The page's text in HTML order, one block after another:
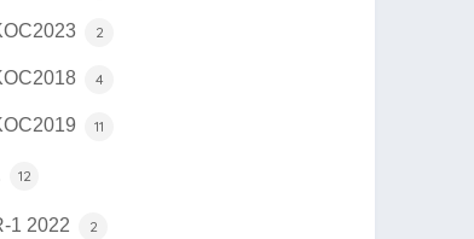
2
4
11
12
1 2022 2